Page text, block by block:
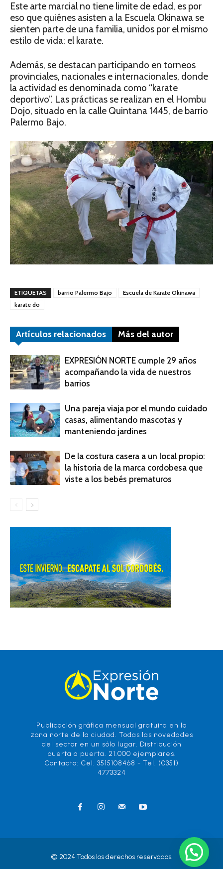
Este arte marcial no tiene limite de edad, es por
eso que quiénes asisten a la Escuela Okinawa se
sienten parte de una familia, unidos por el mismo
estilo de vida: el karate.
Además, se destacan participando en torneos
provinciales, nacionales e internacionales, donde
la actividad es denominada como “karate
deportivo”. Las prácticas se realizan en el Hombu
Dojo, situado en la calle Quintana 1445, de barrio
Palermo Bajo.
ETIQUETAS barrio Palermo Bajo
Escuela de Karate Okinawa
karate do
Artículos relacionados Más del autor
EXPRESIÓN NORTE cumple 29 años
acompañando la vida de nuestros
barrios
Una pareja viaja por el mundo cuidado
casas, alimentando mascotas y
manteniendo jardines
De la costura casera a un local propio:
la historia de la marca cordobesa que
viste a los bebés prematuros
Publicación gráfica mensual gratuita en la
zona norte de la ciudad. Todas las novedades
del sector en un sólo lugar. Distribución
puerta a puerta. 21.000 ejemplares.
Contacto: Cel. 3515108468 - Tel. (0351)
4773324
© 2024 Todos los derechos reservados.